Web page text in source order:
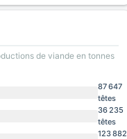
de viande en tonnes
87 647
têtes
36 235
têtes
123 882